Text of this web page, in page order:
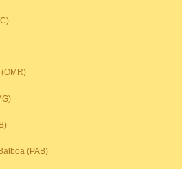
(PAB)